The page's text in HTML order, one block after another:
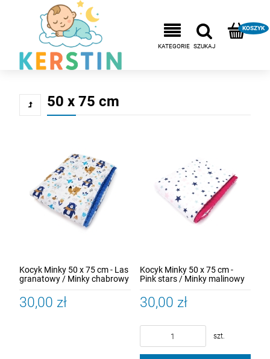
50 x 75 cm
Kocyk Minky 50 x 75 cm - Las
granatowy / Minky chabrowy
30,00 zł
Kocyk Minky 50 x 75 cm -
Pink stars / Minky malinowy
30,00 zł
szt.